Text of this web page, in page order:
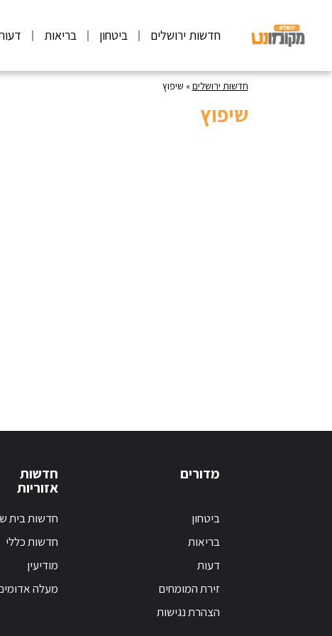
חדשות ירושלים ביטחון בריאות
חדשות ירושלים» שיפוץ
שיפוץ
מדורים
ביטחון
בריאות
דעות
זירת המומחים
הצהרת נגישות
חדשות
אזוריות
חדשות בית
חדשות כללי
מודיעין
מעלה